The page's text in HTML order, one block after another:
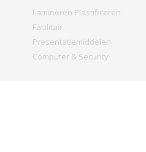
Lamineren Plastificeren
Facilitair
Presentatiemiddelen
Computer & Security